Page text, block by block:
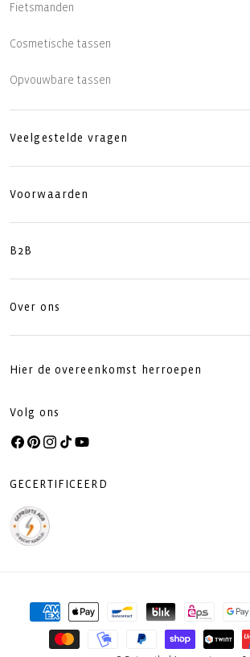
Fietsmanden
Cosmetische tassen
Opvouwbare tassen
Veelgestelde vragen
Voorwaarden
B2B
Over ons
Hier de overeenkomst herroepen
Volg ons
Facebook
Pinterest
Instagram
TikTokYouTube
GECERTIFICEERD
Betaalmethoden